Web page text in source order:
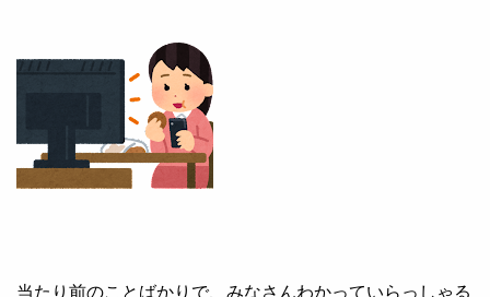
当たり前のことばかりで、みなさんわかっていらっしゃる